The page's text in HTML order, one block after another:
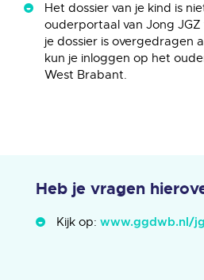
Het dossier van je kind is
ouderportaal van Jong
je dossier is overgedragen
kun je inloggen op het
West Brabant.
Heb je vragen
Kijk op: www.ggdwb.nl/